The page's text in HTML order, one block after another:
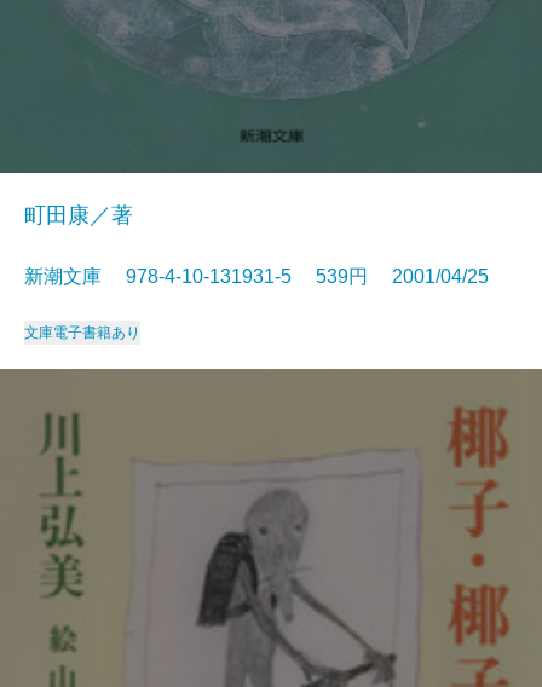
町田康／著
新潮文庫 978-4-10-131931-5 539円 2001/04/25
文庫電子書籍あり